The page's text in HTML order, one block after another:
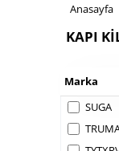
KAPI
Marka
SUGA